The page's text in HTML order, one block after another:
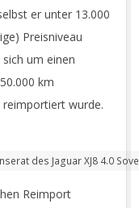
er unter 13.000
Preisniveau
um einen
km
reimportiert wurde.
des Jaguar XJ8 4.0
Reimport